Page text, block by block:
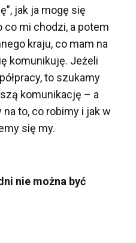
jak ja mogę się
co mi chodzi, a potem
kraju, co mam na
komunikuję. Jeżeli
to szukamy
komunikację – a
to, co robimy i jak w
się my.
nie można być